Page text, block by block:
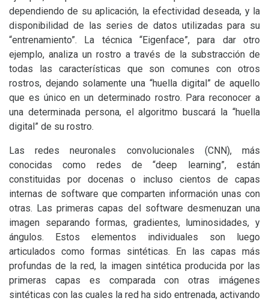
dependiendo de su aplicación, la efectividad deseada, y la
disponibilidad de las series de datos utilizadas para su
“entrenamiento”. La técnica “Eigenface”, para dar otro
ejemplo, analiza un rostro a través de la substracción de
todas las características que son comunes con otros
rostros, dejando solamente una “huella digital” de aquello
que es único en un determinado rostro. Para reconocer a
una determinada persona, el algoritmo buscará la “huella
digital” de su rostro.
Las redes neuronales convolucionales (CNN), más
conocidas como redes de “deep learning”, están
constituidas por docenas o incluso cientos de capas
internas de software que comparten información unas con
otras. Las primeras capas del software desmenuzan una
imagen separando formas, gradientes, luminosidades, y
ángulos. Estos elementos individuales son luego
articulados como formas sintéticas. En las capas más
profundas de la red, la imagen sintética producida por las
primeras capas es comparada con otras imágenes
sintéticas con las cuales la red ha sido entrenada, activando